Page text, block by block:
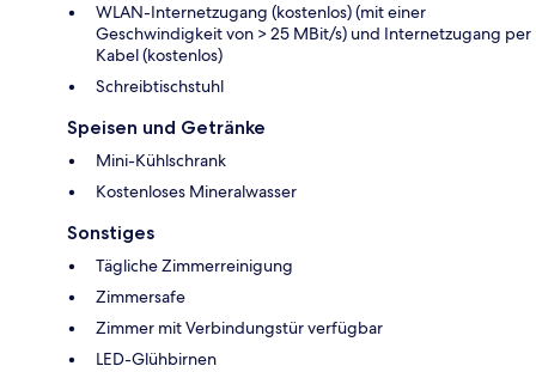
WLAN-Internetzugang (kostenlos) (mit einer
Geschwindigkeit von > 25 MBit/s) und Internetzugang per
Kabel (kostenlos)
Schreibtischstuhl
Speisen und Getränke
Mini-Kühlschrank
Kostenloses Mineralwasser
Sonstiges
Tägliche Zimmerreinigung
Zimmersafe
Zimmer mit Verbindungstür verfügbar
LED-Glühbirnen